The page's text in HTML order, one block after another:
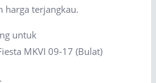
harga terjangkau.
untuk
MKVI 09-17 (Bulat)